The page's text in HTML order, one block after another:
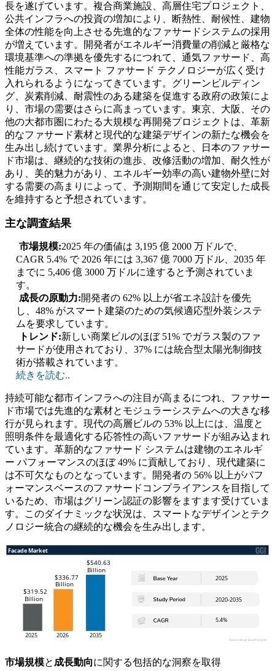
長を遂げています。複合商業施設、高層住宅プロジェクト、
公共インフラへの投資の増加により、断熱性、耐候性、建物
全体の性能を向上させる先進的なファサードシステムの採用
が増えています。開発者がエネルギー消費量の削減と厳格な
環境基準への準拠を優先するにつれて、通気ファサード、高
性能ガラス、スマート ファサード テクノロジーが広く受け
入れられるようになってきています。グリーンビルディン
グ、炭素削減、耐震性のある建築を促進する政府の政策によ
り、市場の需要はさらに高まっています。東京、大阪、その
他の大都市圏にわたる大規模な再開発プロジェクトは、革新
的なファサード素材と現代的な建築デザインの新たな機会を
生み出し続けています。業界分析によると、日本のファサー
ド市場は、継続的な技術の進歩、改修活動の増加、耐久性が
あり、美的魅力があり、エネルギー効率の高い建物外壁に対
する需要の高まりによって、予測期間を通じて安定した成長
を維持すると予想されています。
主な調査結果
市場規模:2025 年の価値は 3,195 億 2000 万ドルで、
CAGR 5.4% で 2026 年には 3,367 億 7000 万ドル、2035 年
までに 5,406 億 3000 万ドルに達すると予測されていま
す。
成長の原動力:開発者の 62% 以上が省エネ設計を優先
し、48% がスマート建築のための気候適応型外装システ
ムを要求しています。
トレンド:新しい商業ビルのほぼ 51% でガラス製のファ
サードが使用されており、37% には統合型太陽光制御技
術が搭載されています。
続きを読む..
持続可能な都市インフラへの注目が高まるにつれ、ファサー
ド市場では先進的な素材とモジュラーシステムへの大きな移
行が見られます。現代の高層ビルの 53% 以上には、温度と
照明条件を最適化する応答性の高いファサードが組み込まれ
ています。革新的なファサード システムは建物のエネルギ
ー パフォーマンスのほぼ 49% に貢献しており、現代建築に
は不可欠なものとなっています。開発者の 56% 以上がパフ
ォーマンスベースのファサードコンプライアンスを目指して
いるため、市場はグリーン認証の影響をますます受けていま
す。このダイナミックな状況は、スマートなデザインとテク
ノロジー統合の継続的な機会を生み出します。
市場規模と成長動向に関する包括的な洞察を取得